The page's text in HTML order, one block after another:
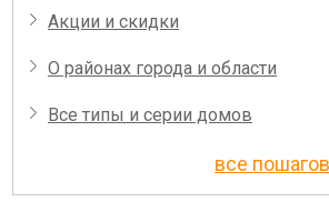
Акции и скидки
О районах города и области
Все типы и серии домов
все